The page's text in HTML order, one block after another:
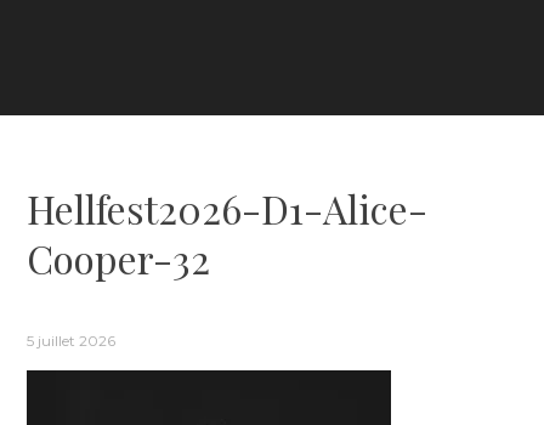
Hellfest2026-D1-Alice-
Cooper-32
5 juillet 2026